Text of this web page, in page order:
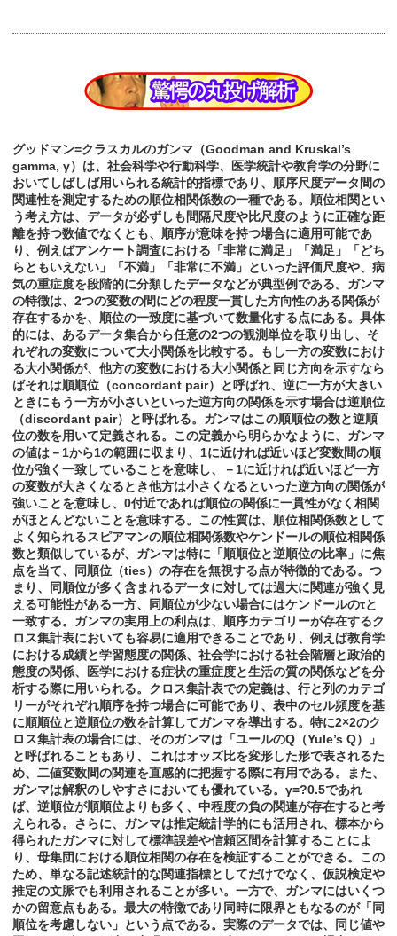
グッドマン=クラスカルのガンマ（Goodman and Kruskal’s
gamma, γ）は、社会科学や行動科学、医学統計や教育学の分野に
おいてしばしば用いられる統計的指標であり、順序尺度データ間の
関連性を測定するための順位相関係数の一種である。順位相関とい
う考え方は、データが必ずしも間隔尺度や比尺度のように正確な距
離を持つ数値でなくとも、順序が意味を持つ場合に適用可能であ
り、例えばアンケート調査における「非常に満足」「満足」「どち
らともいえない」「不満」「非常に不満」といった評価尺度や、病
気の重症度を段階的に分類したデータなどが典型例である。ガンマ
の特徴は、2つの変数の間にどの程度一貫した方向性のある関係が
存在するかを、順位の一致度に基づいて数量化する点にある。具体
的には、あるデータ集合から任意の2つの観測単位を取り出し、そ
れぞれの変数について大小関係を比較する。もし一方の変数におけ
る大小関係が、他方の変数における大小関係と同じ方向を示すなら
ばそれは順順位（concordant pair）と呼ばれ、逆に一方が大きい
ときにもう一方が小さいといった逆方向の関係を示す場合は逆順位
（discordant pair）と呼ばれる。ガンマはこの順順位の数と逆順
位の数を用いて定義される。この定義から明らかなように、ガンマ
の値は－1から1の範囲に収まり、1に近ければ近いほど変数間の順
位が強く一致していることを意味し、－1に近ければ近いほど一方
の変数が大きくなるとき他方は小さくなるといった逆方向の関係が
強いことを意味し、0付近であれば順位の関係に一貫性がなく相関
がほとんどないことを意味する。この性質は、順位相関係数として
よく知られるスピアマンの順位相関係数やケンドールの順位相関係
数と類似しているが、ガンマは特に「順順位と逆順位の比率」に焦
点を当て、同順位（ties）の存在を無視する点が特徴的である。つ
まり、同順位が多く含まれるデータに対しては過大に関連が強く見
える可能性がある一方、同順位が少ない場合にはケンドールのτと
一致する。ガンマの実用上の利点は、順序カテゴリーが存在するク
ロス集計表においても容易に適用できることであり、例えば教育学
における成績と学習態度の関係、社会学における社会階層と政治的
態度の関係、医学における症状の重症度と生活の質の関係などを分
析する際に用いられる。クロス集計表での定義は、行と列のカテゴ
リーがそれぞれ順序を持つ場合に可能であり、表中のセル頻度を基
に順順位と逆順位の数を計算してガンマを導出する。特に2×2のク
ロス集計表の場合には、そのガンマは「ユールのQ（Yule’s Q）」
と呼ばれることもあり、これはオッズ比を変形した形で表されるた
め、二値変数間の関連を直感的に把握する際に有用である。また、
ガンマは解釈のしやすさにおいても優れている。γ=?0.5であれ
ば、逆順位が順順位よりも多く、中程度の負の関連が存在すると考
えられる。さらに、ガンマは推定統計学的にも活用され、標本から
得られたガンマに対して標準誤差や信頼区間を計算することによ
り、母集団における順位相関の存在を検証することができる。この
ため、単なる記述統計的な関連指標としてだけでなく、仮説検定や
推定の文脈でも利用されることが多い。一方で、ガンマにはいくつ
かの留意点もある。最大の特徴であり同時に限界ともなるのが「同
順位を考慮しない」という点である。実際のデータでは、同じ値や